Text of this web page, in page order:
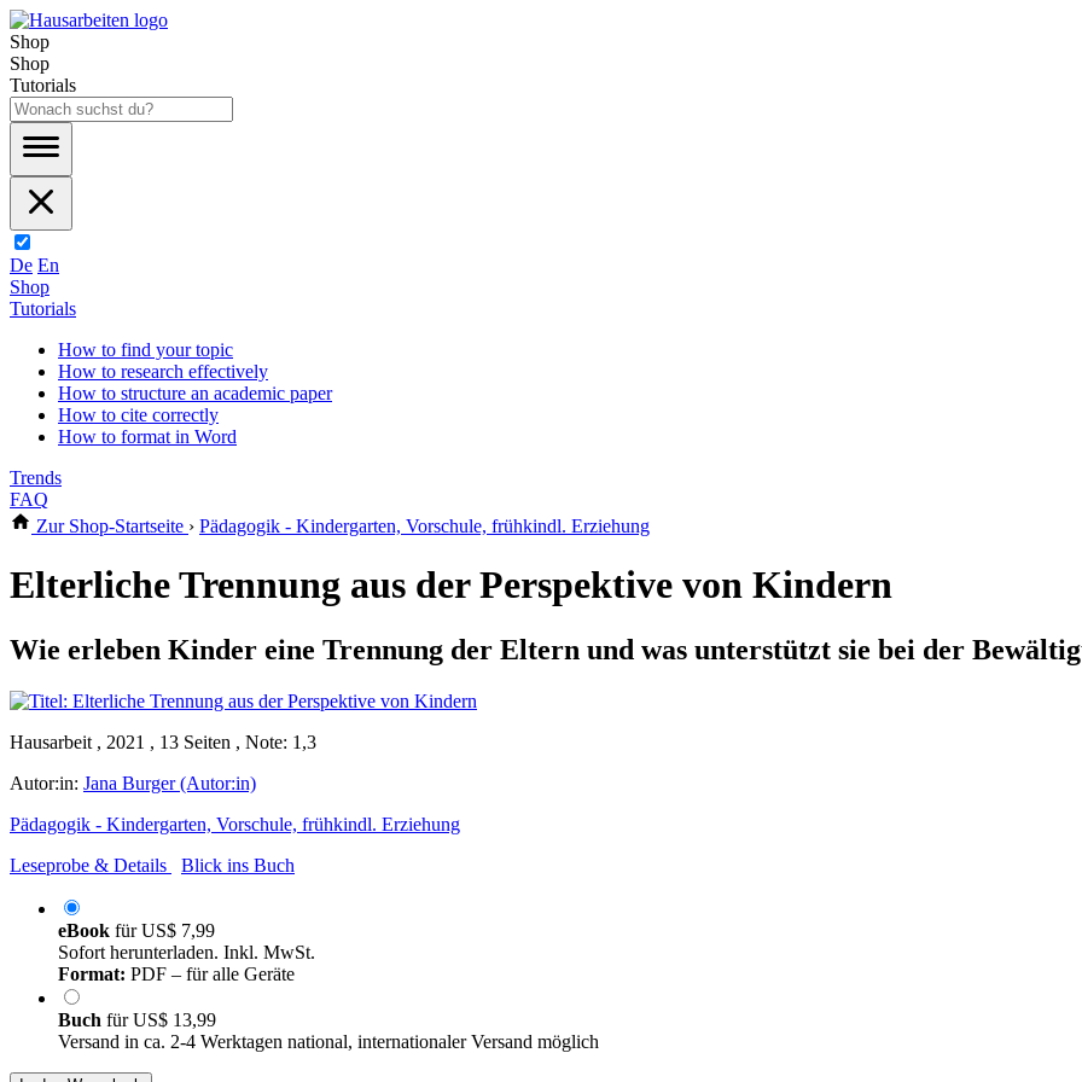
Shop
Shop
Tutorials
De En
Shop
Tutorials
How to find your topic
How to research effectively
How to structure an academic paper
How to cite correctly
How to format in Word
Trends
FAQ
Zur Shop-Startseite › Pädagogik - Kindergarten, Vorschule, frühkindl. Erziehung
Elterliche Trennung aus der Perspektive von Kindern
Wie erleben Kinder eine Trennung der Eltern und was unterstützt sie bei der
Hausarbeit , 2021 , 13 Seiten , Note: 1,3
Autor:in: Jana Burger (Autor:in)
Pädagogik - Kindergarten, Vorschule, frühkindl. Erziehung
Leseprobe & Details
Blick ins Buch
eBook fürUS$ 7,99
Sofort herunterladen. Inkl. MwSt.
Format: PDF – für alle Geräte
Buch fürUS$ 13,99
Versand in ca. 2-4 Werktagen national, internationaler Versand möglich